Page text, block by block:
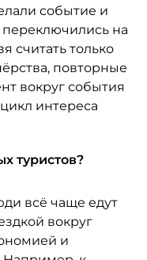
событие и
переключились на
считать только
повторные
вокруг события
интереса
туристов?
всё чаще едут
вокруг
и